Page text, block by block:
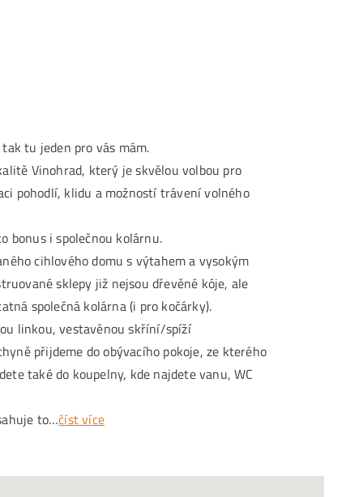
tu jeden pro vás mám.
Vinohrad, který je skvělou volbou pro
pohodlí, klidu a možností trávení volného
bonus i společnou kolárnu.
cihlového domu s výtahem a vysokým
sklepy již nejsou dřevěné kóje, ale
společná kolárna (i pro kočárky).
linkou, vestavěnou skříní/spíží
přijdeme do obývacího pokoje, ze kterého
také do koupelny, kde najdete vanu, WC
to…číst více